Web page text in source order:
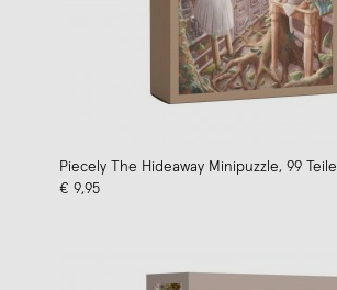
Piecely The Hideaway Minipuzzle, 99 Teile
€ 9,95